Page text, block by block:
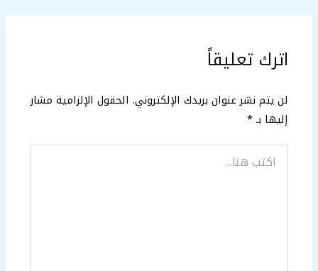
اترك تعليقاً
لن يتم نشر عنوان بريدك الإلكتروني. الحقول الإلزامية مشار
إليها بـ*
اكتب
هنا...